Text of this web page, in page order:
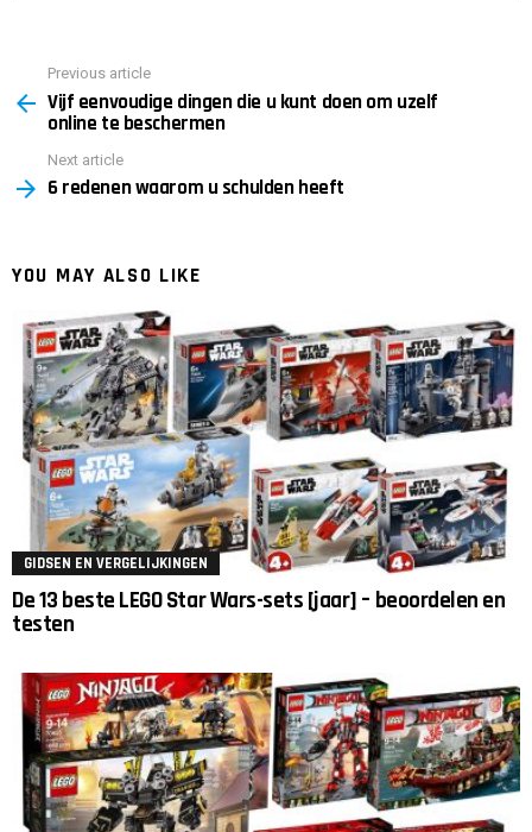
more
Previous article
Vijf eenvoudige dingen die u kunt doen om uzelf
online te beschermen
Next article
6 redenen waarom u schulden heeft
YOU MAY ALSO LIKE
GIDSEN EN VERGELIJKINGEN
De 13 beste LEGO Star Wars-sets [jaar] – beoordelen en
testen